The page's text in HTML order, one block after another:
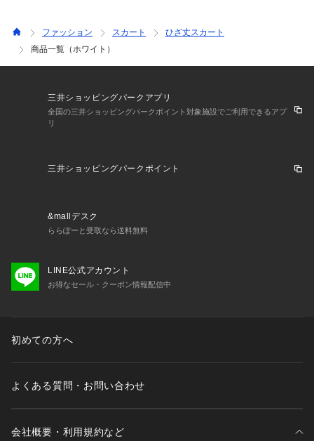
ファッション スカート
ひざ丈スカート
商品一覧（ホワイト）
三井ショッピングパークアプリ
全国の三井ショッピングパークポイント対象施設でご利用できるアプ
リ
三井ショッピングパークポイント
&mallデスク
ららぽーと受取なら送料無料
LINE公式アカウント
お得なセール・クーポン情報配信中
初めての方へ
よくある質問・お問い合わせ
会社概要・利用規約など